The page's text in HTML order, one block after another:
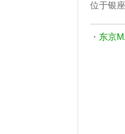
位于银
・ 东京